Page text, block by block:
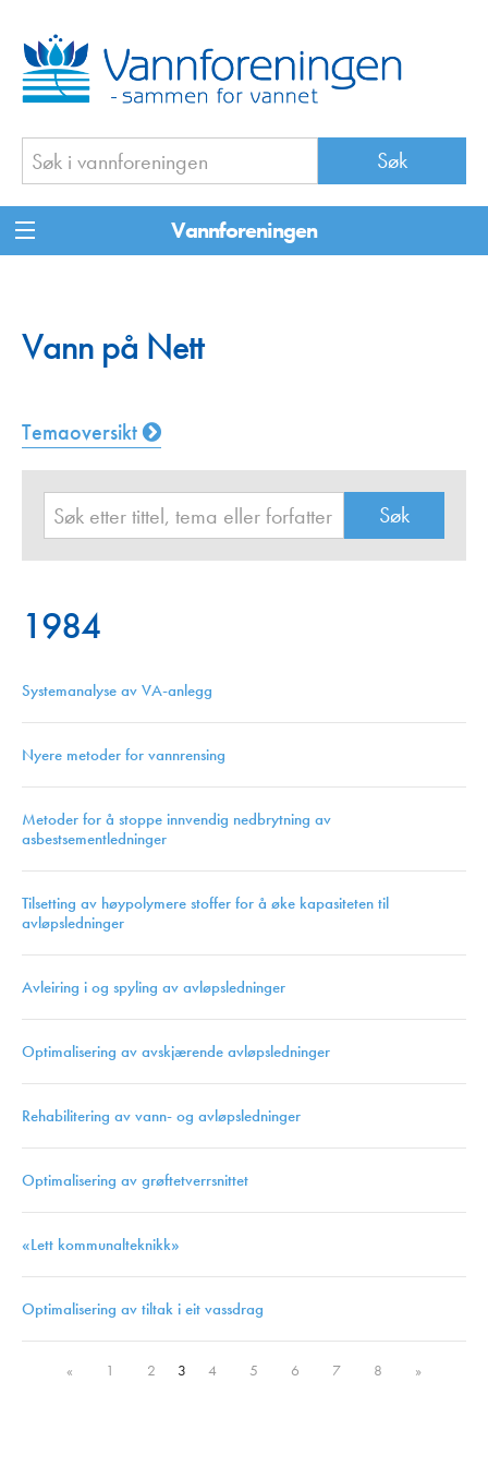
Vannforeningen
Vann på Nett
Temaoversikt
1984
Systemanalyse av VA-anlegg
Nyere metoder for vannrensing
Metoder for å stoppe innvendig nedbrytning av
asbestsementledninger
Tilsetting av høypolymere stoffer for å øke kapasiteten til
avløpsledninger
Avleiring i og spyling av avløpsledninger
Optimalisering av avskjærende avløpsledninger
Rehabilitering av vann- og avløpsledninger
Optimalisering av grøftetverrsnittet
«Lett kommunalteknikk»
Optimalisering av tiltak i eit vassdrag
« 1 2 3 4 5 6 7 8 »